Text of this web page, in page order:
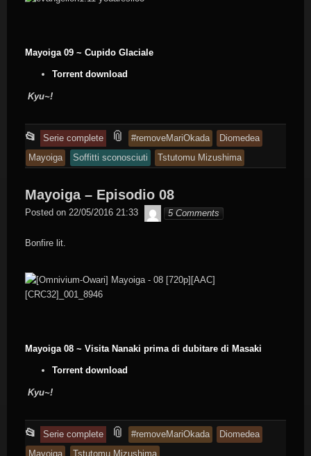
Mayoiga 09 ~ Cupido Glaciale
Torrent download
Kyu~!
📂 This
entry
was
posted
in
Serie complete 📎 and
tagged
#removeMariOkada
Diomedea
Mayoiga
Soffitti sconosciuti Tstutomu Mizushima
Mayoiga – Episodio 08
Posted on 22/05/2016 21:33 Byakko
5 Comments
Bonfire lit.
Mayoiga 08 ~ Visita Nanaki prima di dubitare di Masaki
Torrent download
Kyu~!
📂 This
entry
Serie complete 📎 and
#removeMariOkada
Diomedea
Mayoiga
Tstutomu Mizushima